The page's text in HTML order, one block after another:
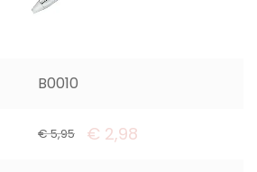
B0010
€5,95 € 2,98